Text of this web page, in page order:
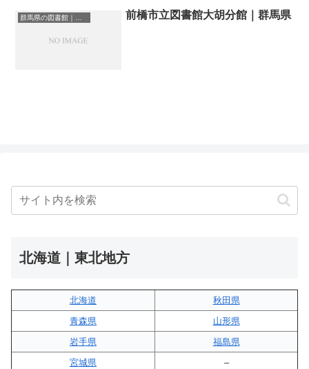
前橋市立図書館大胡分館｜群馬県
北海道｜東北地方
北海道
秋田県
青森県
山形県
岩手県
福島県
宮城県
–